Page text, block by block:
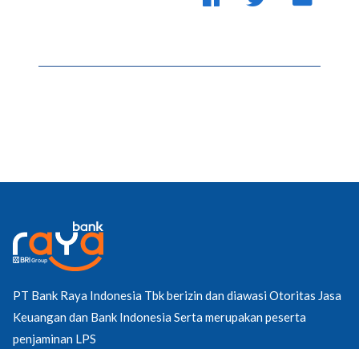
PT Bank Raya Indonesia Tbk berizin dan diawasi Otoritas Jasa
Keuangan dan Bank Indonesia Serta merupakan peserta
penjaminan LPS